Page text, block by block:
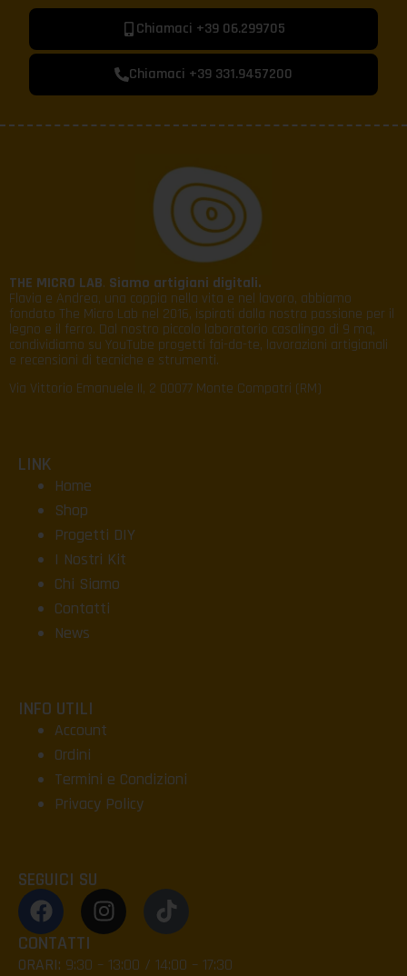
Chiamaci +39 06.299705
Chiamaci +39 331.9457200
THE MICRO LAB. Siamo artigiani digitali.
Flavia e Andrea, una coppia nella vita e nel lavoro, abbiamo
fondato The Micro Lab nel 2016, ispirati dalla nostra passione per il
legno e il ferro. Dal nostro piccolo laboratorio casalingo di 9 mq,
condividiamo su YouTube progetti fai-da-te, lavorazioni artigianali
e recensioni di tecniche e strumenti.
Via Vittorio Emanuele II, 2 00077 Monte Compatri (RM)
LINK
Home
Shop
Progetti DIY
I Nostri Kit
Chi Siamo
Contatti
News
INFO UTILI
Account
Ordini
Termini e Condizioni
Privacy Policy
SEGUICI SU
CONTATTI
ORARI: 9:30 – 13:00 / 14:00 – 17:30